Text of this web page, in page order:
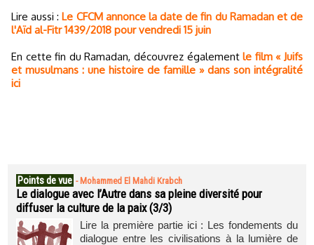
Lire aussi :Le CFCM annonce la date de fin du Ramadan et de
l'Aïd al-Fitr 1439/2018 pour vendredi 15 juin
En cette fin du Ramadan, découvrez égalementle film « Juifs
et musulmans : une histoire de famille » dans son intégralité
ici
Points de vue - Mohammed El Mahdi Krabch
Le dialogue avec l’Autre dans sa pleine diversité pour
diffuser la culture de la paix (3/3)
Lire la première partie ici : Les fondements du
dialogue entre les civilisations à la lumière de